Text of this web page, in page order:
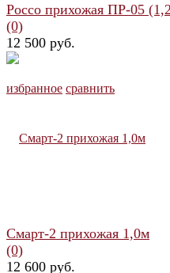
избранное сравнить
Россо прихожая ПР-05
(0)
12 500 руб.
Смарт-2 прихожая 1,0м
(0)
12 600 руб.